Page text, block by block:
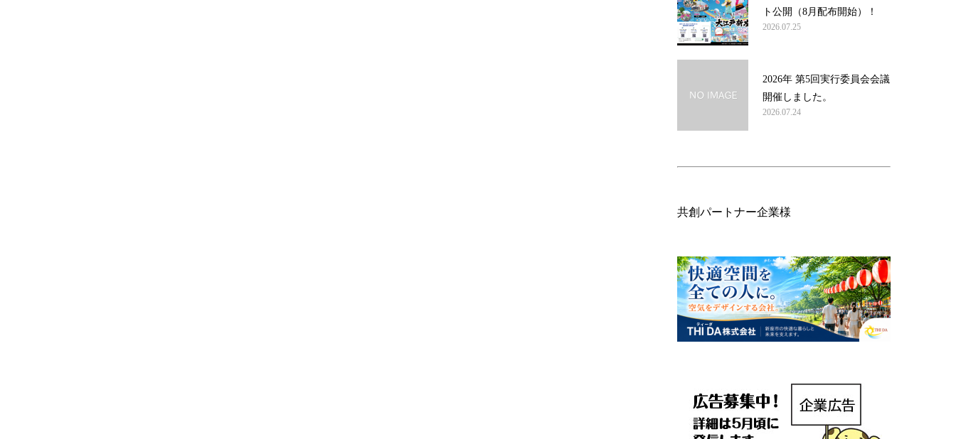
ト公開（8月配布開始）！
2026.07.25
2026年 第5回実行委員会会議
開催しました。
2026.07.24
共創パートナー企業様